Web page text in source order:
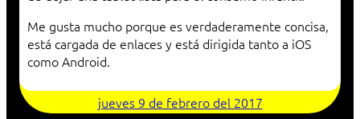
Me gusta mucho porque es verdaderamente concisa,
está cargada de enlaces y está dirigida tanto a iOS
como Android.
jueves 9 de febrero del 2017